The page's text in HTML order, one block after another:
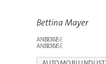
Bettina Mayer
ANZEIGE
ANZEIGE